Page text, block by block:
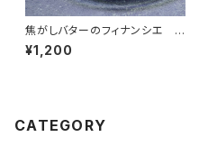
焦がしバターのフィナンシエ ６
個
¥1,200
CATEGORY